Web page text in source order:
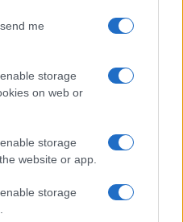
me
storage
on web or
storage
website or app.
storage